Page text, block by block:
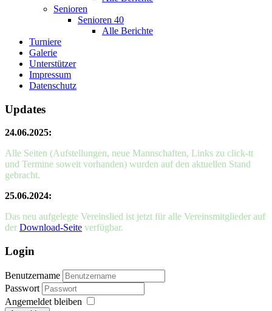
Senioren
Senioren 40
Alle Berichte
Turniere
Galerie
Unterstützer
Impressum
Datenschutz
Updates
24.06.2025:
Alle Seiten (Aufstellungen, neue Mannschaften, Links zu click-tt
und Termine soweit vorhanden) wurden auf den aktuellen Stand
gebracht.
25.06.2024:
Das neu aufgelegte Vereinslied ist jetzt für alle Vereinsmitglieder auf
der Download-Seite verfügbar.
Login
Benutzername
Passwort
Angemeldet bleiben